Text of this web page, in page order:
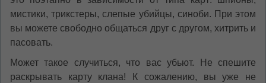
мистики, трикстеры, слепые убийцы, синоби. При этом
вы можете свободно общаться друг с другом, хитрить и
пасовать.
Может такое случиться, что вас убьют. Не спешите
раскрывать карту клана! К сожалению, вы уже не